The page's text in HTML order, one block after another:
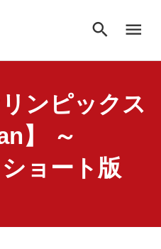
search menu
ンピックス
】 ～
ョート版